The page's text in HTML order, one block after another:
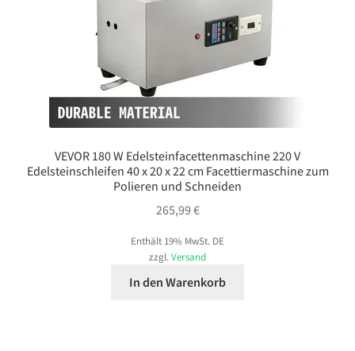
VEVOR 180 W Edelsteinfacettenmaschine 220 V
Edelsteinschleifen 40 x 20 x 22 cm Facettiermaschine zum
Polieren und Schneiden
265,99 €
Enthält 19% MwSt. DE
zzgl.Versand
In den Warenkorb